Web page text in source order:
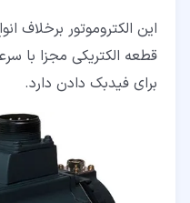
این الکتروموتور برخلاف
قطعه الکتریکی مجزا با
برای فیدبک دادن دارد.